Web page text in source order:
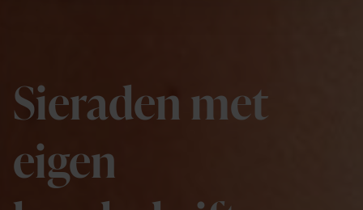
Sieraden met
eigen